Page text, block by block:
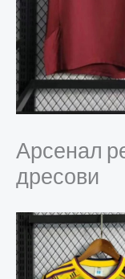
Арсенал
дресови
Арсенал
ретро
колекција